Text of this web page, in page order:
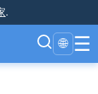
.
🌐 ☰